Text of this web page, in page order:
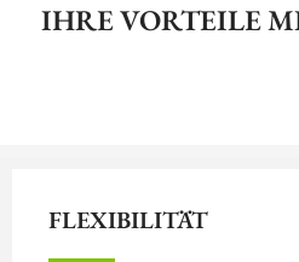
IHRE VORTEILE
FLEXIBILITÄT